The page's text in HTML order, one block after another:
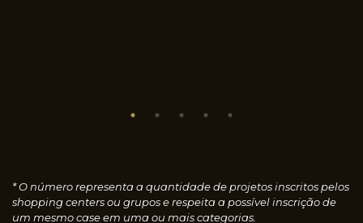
* O número representa a quantidade de projetos inscritos pelos
shopping centers ou grupos e respeita a possível inscrição de
um mesmo case em uma ou mais categorias.